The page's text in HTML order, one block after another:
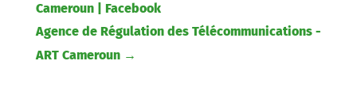
Cameroun | Facebook
Agence de Régulation des Télécommunications -
ART Cameroun→